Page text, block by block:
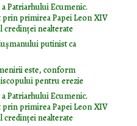
Patriarhului Ecumenic.
prin primirea Papei Leon XIV
credinței nealterate
putinist ca
este, conform
pentru erezie
Patriarhului Ecumenic.
prin primirea Papei Leon XIV
credinței nealterate